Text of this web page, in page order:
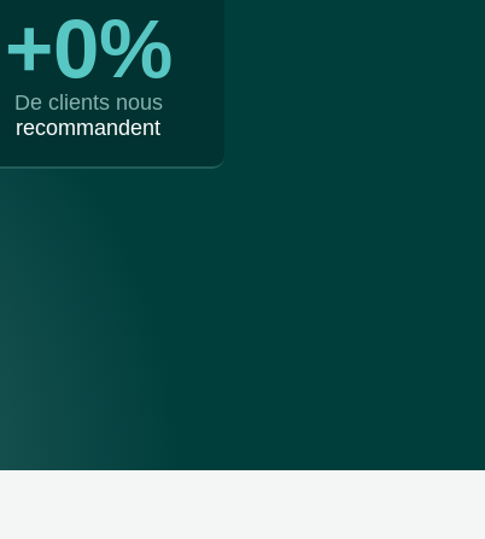
+0%
De clients nous
recommandent